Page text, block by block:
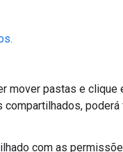
mover pastas e clique
com as